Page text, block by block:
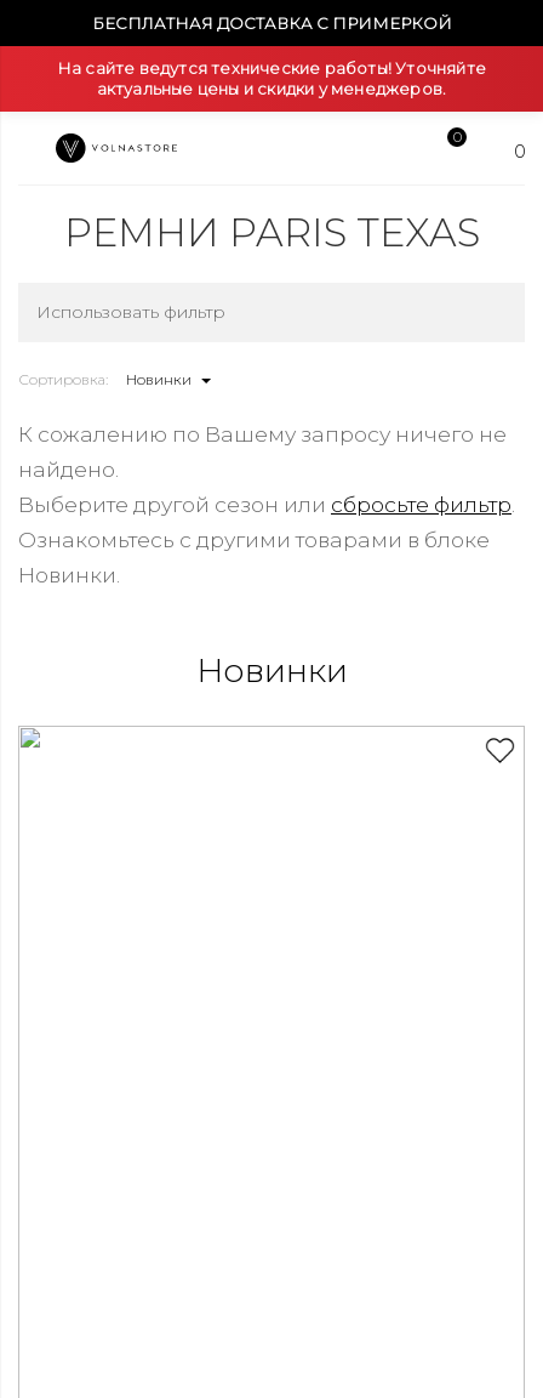
БЕСПЛАТНАЯ ДОСТАВКА С ПРИМЕРКОЙ
На сайте ведутся технические работы! Уточняйте
актуальные цены и скидки у менеджеров.
0
0
РЕМНИ PARIS TEXAS
Использовать фильтр
Сортировка: Новинки
К сожалению по Вашему запросу ничего не
найдено.
Выберите другой сезон или сбросьте фильтр
Ознакомьтесь с другими товарами в блоке
Новинки.
Новинки